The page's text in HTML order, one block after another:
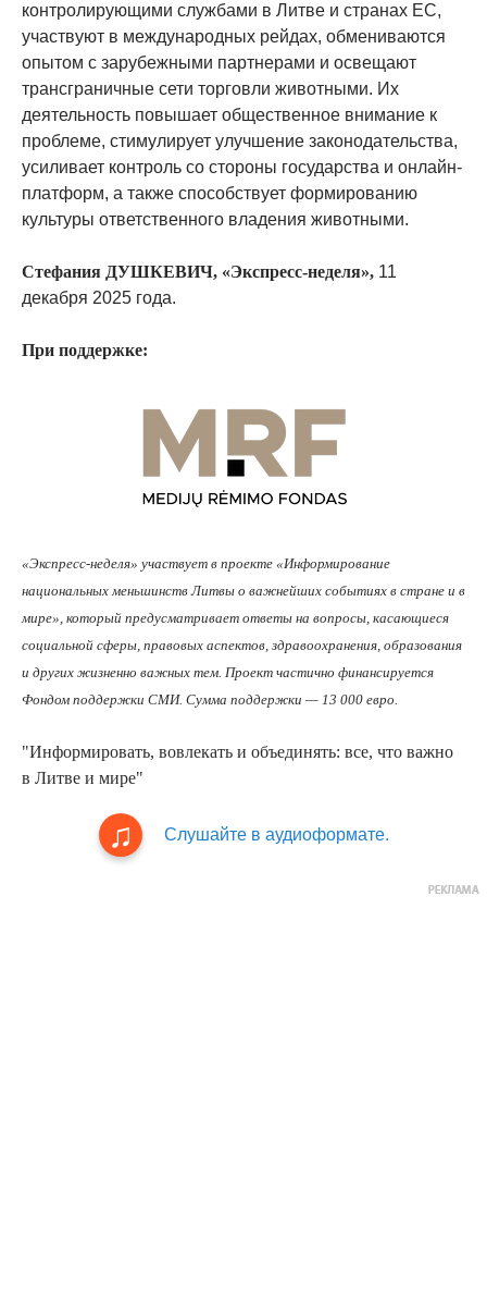
контролирующими службами в Литве и странах ЕС,
участвуют в международных рейдах, обмениваются
опытом с зарубежными партнерами и освещают
трансграничные сети торговли животными. Их
деятельность повышает общественное внимание к
проблеме, стимулирует улучшение законодательства,
усиливает контроль со стороны государства и онлайн-
платформ, а также способствует формированию
культуры ответственного владения животными.
Стефания ДУШКЕВИЧ, «Экспресс-неделя», 11
декабря 2025 года.
При поддержке:
«Экспресс-неделя» участвует в проекте «Информирование
национальных меньшинств Литвы о важнейших событиях в стране и в
мире», который предусматривает ответы на вопросы, касающиеся
социальной сферы, правовых аспектов, здравоохранения, образования
и других жизненно важных тем. Проект частично финансируется
Фондом поддержки СМИ. Сумма поддержки — 13 000 евро.
"Информировать, вовлекать и объединять: все, что важно
в Литве и мире"
Слушайте в аудиоформате.